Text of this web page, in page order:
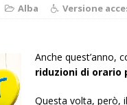
ALTRE NOTIZIE
dello sferisterio
PRIMO
[ 7 Agosto 2026 ] Abitare il
CULTURA
Alba Versione
Anche quest’anno,
riduzioni di orario
Questa volta, però,